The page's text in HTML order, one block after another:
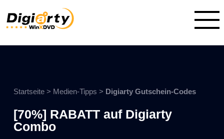
Startseite> Medien-Tipps > Digiarty Gutschein-Codes
[70%] RABATT auf Digiarty
Combo